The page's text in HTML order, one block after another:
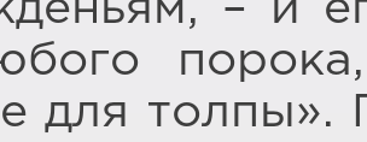
– и
для